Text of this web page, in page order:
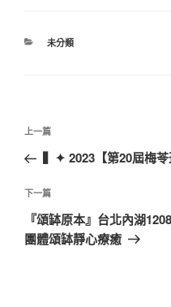
分
未分類
文
導
覽
上
一
文
章
上一篇
▍✦ 2023【第20屆梅苓
下
一
篇
下一篇
『頌缽原本』台北內湖
團體頌缽靜心療癒